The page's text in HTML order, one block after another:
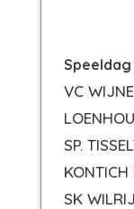
Speeldag
VC
SP.
KONTICH
SK